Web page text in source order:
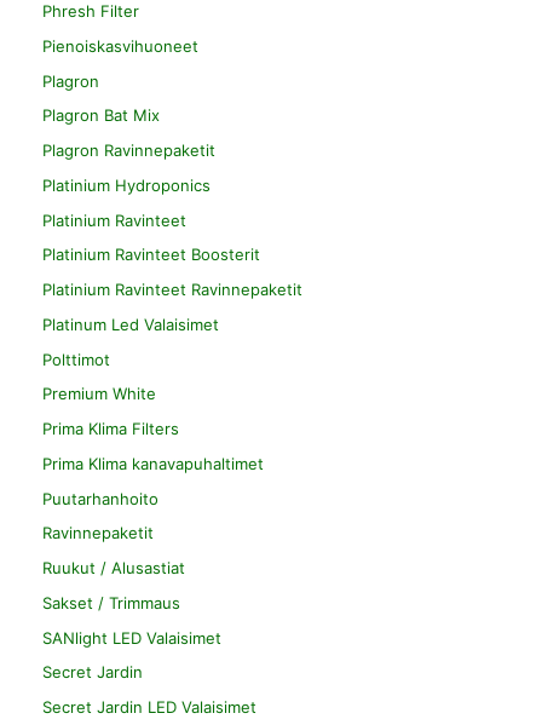
Phresh Filter
Pienoiskasvihuoneet
Plagron
Plagron Bat Mix
Plagron Ravinnepaketit
Platinium Hydroponics
Platinium Ravinteet
Platinium Ravinteet Boosterit
Platinium Ravinteet Ravinnepaketit
Platinum Led Valaisimet
Polttimot
Premium White
Prima Klima Filters
Prima Klima kanavapuhaltimet
Puutarhanhoito
Ravinnepaketit
Ruukut / Alusastiat
Sakset / Trimmaus
SANlight LED Valaisimet
Secret Jardin
Secret Jardin LED Valaisimet